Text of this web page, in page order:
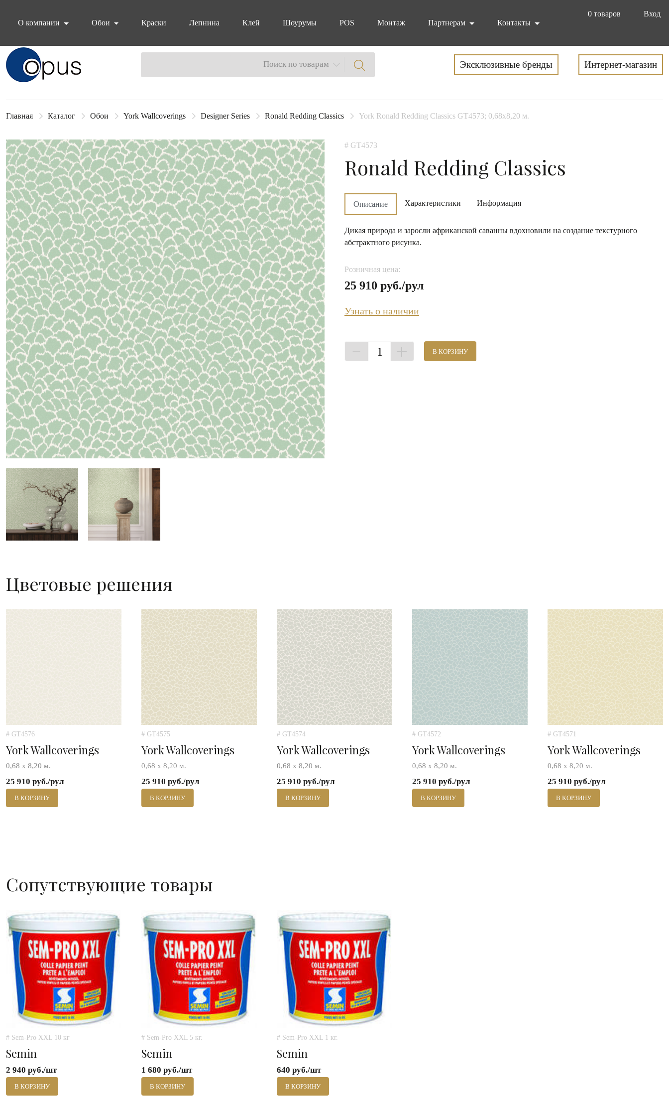
0 товаров
Вход
О компании
Обои Краски Лепнина Клей Шоурумы POS Монтаж Партнерам Контакты
Блок поиска Поиск по товарам Эксклюзивные бренды Интернет-магазин
Главная Каталог Обои York Wallcoverings Designer Series Ronald Redding Classics York Ronald Redding Classics GT4573; 0,68х8,20 м.
# GT4573
Ronald Redding Classics
Описание Характеристики Информация
Дикая природа и заросли африканской саванны вдохновили на создание текстурного
абстрактного рисунка.
Розничная цена:
25 910 руб./рул
Узнать о наличии
1 В КОРЗИНУ
Цветовые решения
# GT4576
York Wallcoverings
0,68 х 8,20 м.
25 910 руб./рул
В КОРЗИНУ
# GT4575
York Wallcoverings
0,68 х 8,20 м.
25 910 руб./рул
В КОРЗИНУ
# GT4574
York Wallcoverings
0,68 х 8,20 м.
25 910 руб./рул
В КОРЗИНУ
# GT4572
York Wallcoverings
0,68 х 8,20 м.
25 910 руб./рул
В КОРЗИНУ
# GT4571
York Wallcoverings
0,68 х 8,20 м.
25 910 руб./рул
В КОРЗИНУ
Сопутствующие товары
# Sem-Pro XXL 10 кг
Semin
2 940 руб./шт
В КОРЗИНУ
# Sem-Pro XXL 5 кг.
Semin
1 680 руб./шт
В КОРЗИНУ
# Sem-Pro XXL 1 кг.
Semin
640 руб./шт
В КОРЗИНУ